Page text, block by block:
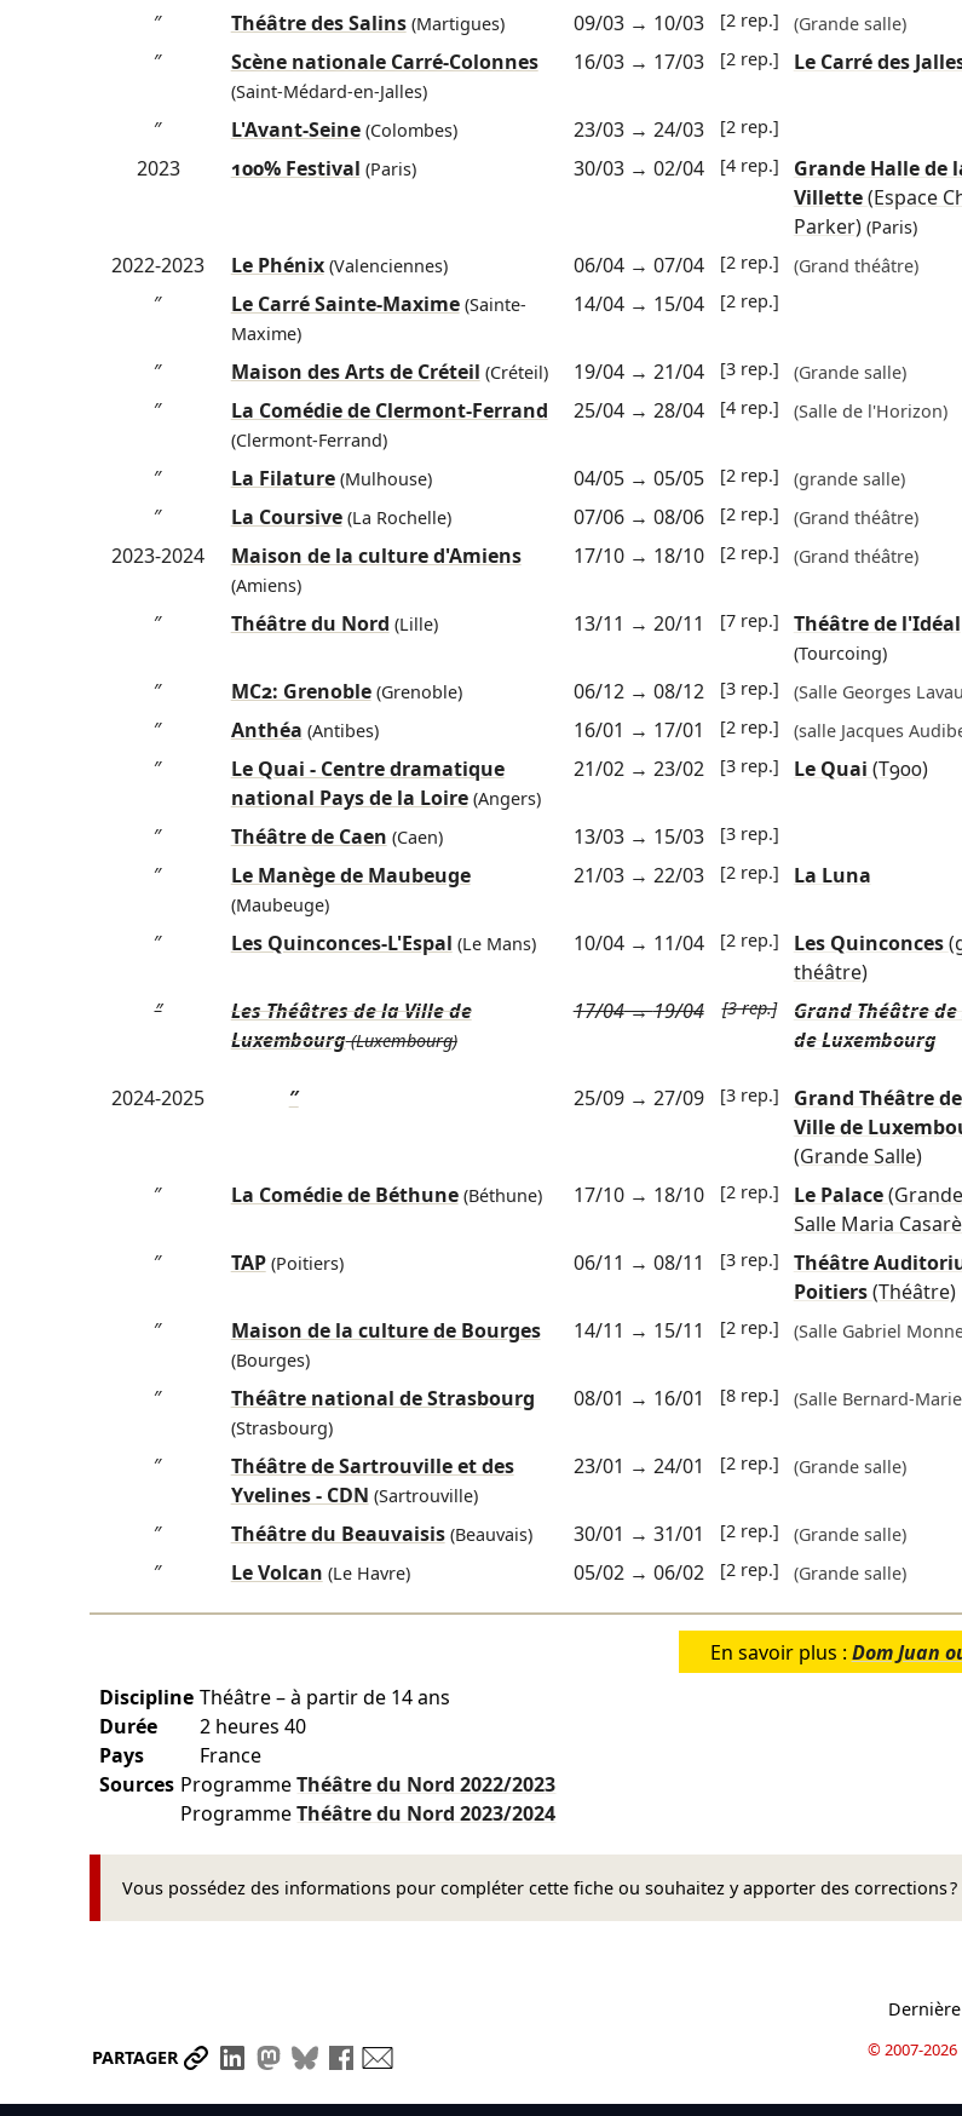
″
Théâtre des Salins(Martigues) 09/03→ 10/03 [2 rep.] (Grande salle)
″ Scène nationale Carré-Colonnes
(Saint-Médard-en-Jalles)
16/03→ 17/03 [2 rep.] Le Carré des
″ L'Avant-Seine(Colombes) 23/03→ 24/03 [2 rep.]
2023 100% Festival (Paris) 30/03→ 02/04 [4 rep.]
Grande Halle de
Villette(Espace
Parker) (Paris)
2022-2023 Le Phénix(Valenciennes) 06/04→ 07/04 [2 rep.] (Grand théâtre)
″ Le Carré Sainte-Maxime(Sainte-
Maxime)
14/04→ 15/04 [2 rep.]
″ Maison des Arts de Créteil (Créteil) 19/04→ 21/04 [3 rep.] (Grande salle)
″ La Comédie de Clermont-Ferrand
(Clermont-Ferrand)
25/04→ 28/04 [4 rep.] (Salle de l'Horizon)
″ La Filature(Mulhouse) 04/05→ 05/05 [2 rep.] (grande salle)
″ La Coursive(La Rochelle) 07/06→ 08/06 [2 rep.] (Grand théâtre)
2023-2024 Maison de la culture d'Amiens
(Amiens)
17/10→ 18/10 [2 rep.] (Grand théâtre)
″ Théâtre du Nord (Lille) 13/11 → 20/11 [7 rep.] Théâtre de l'Idéal
(Tourcoing)
″ MC2: Grenoble(Grenoble) 06/12→ 08/12 [3 rep.] (Salle Georges
″ Anthéa (Antibes) 16/01 → 17/01 [2 rep.] (salle Jacques
″
Le Quai - Centre dramatique
national Pays de la Loire(Angers)
21/02→ 23/02 [3 rep.] Le Quai (T900)
″ Théâtre de Caen (Caen) 13/03→ 15/03 [3 rep.]
″ Le Manège de Maubeuge
(Maubeuge)
21/03→ 22/03 [2 rep.] La Luna
″ Les Quinconces-L'Espal (Le Mans) 10/04→ 11/04 [2 rep.] Les Quinconces
théâtre)
″
Les Théâtres de la Ville de
Luxembourg(Luxembourg)
17/04→19/04 [3 rep.]
Grand Théâtre
de Luxembourg
2024-2025 ″ 25/09→ 27/09 [3 rep.]
Grand Théâtre
Ville de
(Grande Salle)
″
La Comédie de Béthune(Béthune) 17/10→ 18/10 [2 rep.] Le Palace
Salle Maria
″
TAP(Poitiers) 06/11 → 08/11 [3 rep.]
Théâtre
Poitiers(Théâtre)
″
Maison de la culture de Bourges
(Bourges)
14/11 → 15/11 [2 rep.] (Salle Gabriel
″ Théâtre national de Strasbourg
(Strasbourg)
08/01 → 16/01 [8 rep.] (Salle Bernard-
″
Théâtre de Sartrouville et des
Yvelines - CDN (Sartrouville)
23/01 → 24/01 [2 rep.] (Grande salle)
″ Théâtre du Beauvaisis(Beauvais) 30/01 → 31/01 [2 rep.] (Grande salle)
″ Le Volcan (Le Havre) 05/02→ 06/02 [2 rep.] (Grande salle)
En savoir plus : Dom Juan
Discipline Théâtre – à partir de 14 ans
Durée
2 heures 40
Pays
France
Sources ProgrammeThéâtre du Nord2022/2023
ProgrammeThéâtre du Nord2023/2024
Vous possédez des informations pour compléter cette fiche ou souhaitez y apporter des corrections ?
PARTAGER Partager le lien
Partager sur LinkedIn
Partager sur Mastodon
Partager sur Bluesky
Partager sur Facebook © 2007-2026